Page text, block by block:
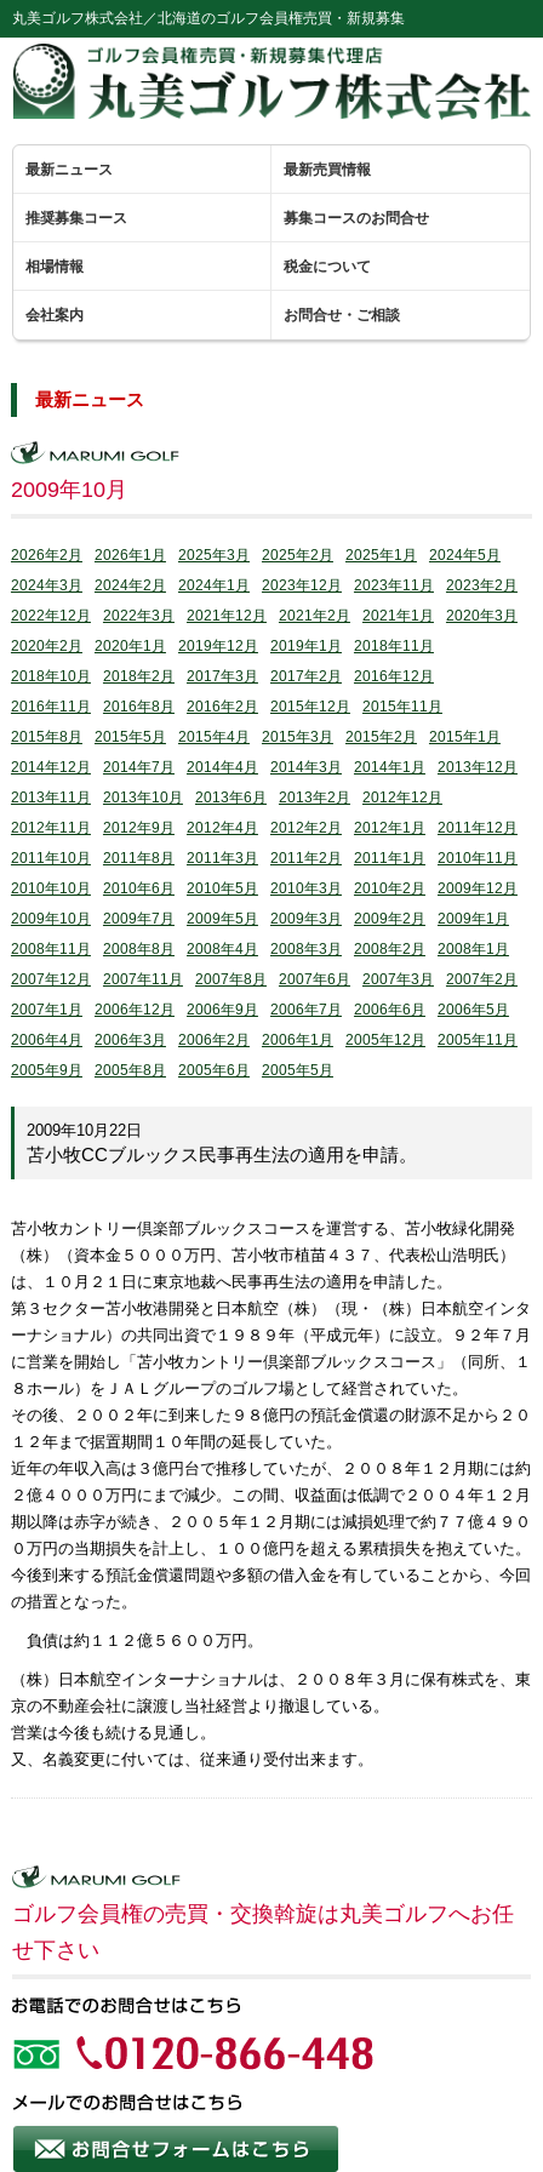
丸美ゴルフ株式会社／北海道のゴルフ会員権売買・新規募集
最新ニュース 最新売買情報
推奨募集コース 募集コースのお問合せ
相場情報 税金について
会社案内 お問合せ・ご相談
最新ニュース
2009年10月
2026年2月 2026年1月 2025年3月 2025年2月 2025年1月
2024年5月
2024年3月
2024年2月 2024年1月 2023年12月 2023年11月
2023年2月
2022年12月
2022年3月 2021年12月 2021年2月 2021年1月
2020年3月
2020年2月
2020年1月 2019年12月 2019年1月
2018年11月
2018年10月
2018年2月 2017年3月 2017年2月
2016年12月
2016年11月
2016年8月 2016年2月 2015年12月
2015年11月
2015年8月
2015年5月 2015年4月 2015年3月 2015年2月
2015年1月
2014年12月
2014年7月 2014年4月 2014年3月 2014年1月
2013年12月
2013年11月
2013年10月 2013年6月 2013年2月
2012年12月
2012年11月
2012年9月 2012年4月 2012年2月 2012年1月
2011年12月
2011年10月
2011年8月 2011年3月 2011年2月 2011年1月
2010年11月
2010年10月
2010年6月 2010年5月 2010年3月 2010年2月
2009年12月
2009年10月
2009年7月 2009年5月 2009年3月 2009年2月
2009年1月
2008年11月
2008年8月 2008年4月 2008年3月 2008年2月
2008年1月
2007年12月
2007年11月 2007年8月 2007年6月 2007年3月
2007年2月
2007年1月
2006年12月 2006年9月 2006年7月 2006年6月
2006年5月
2006年4月
2006年3月 2006年2月 2006年1月 2005年12月
2005年11月
2005年9月
2005年8月 2005年6月 2005年5月
2009年10月22日
苫小牧CCブルックス民事再生法の適用を申請。
苫小牧カントリー倶楽部ブルックスコースを運営する、苫小牧緑化開発
（株）（資本金５０００万円、苫小牧市植苗４３７、代表松山浩明氏）
は、１０月２１日に東京地裁へ民事再生法の適用を申請した。
第３セクター苫小牧港開発と日本航空（株）（現・（株）日本航空インタ
ーナショナル）の共同出資で１９８９年（平成元年）に設立。９２年７月
に営業を開始し「苫小牧カントリー倶楽部ブルックスコース」（同所、１
８ホール）をＪＡＬグループのゴルフ場として経営されていた。
その後、２００２年に到来した９８億円の預託金償還の財源不足から２０
１２年まで据置期間１０年間の延長していた。
近年の年収入高は３億円台で推移していたが、２００８年１２月期には約
２億４０００万円にまで減少。この間、収益面は低調で２００４年１２月
期以降は赤字が続き、２００５年１２月期には減損処理で約７７億４９０
０万円の当期損失を計上し、１００億円を超える累積損失を抱えていた。
今後到来する預託金償還問題や多額の借入金を有していることから、今回
の措置となった。
負債は約１１２億５６００万円。
（株）日本航空インターナショナルは、２００８年３月に保有株式を、東
京の不動産会社に譲渡し当社経営より撤退している。
営業は今後も続ける見通し。
又、名義変更に付いては、従来通り受付出来ます。
ゴルフ会員権の売買・交換斡旋は丸美ゴルフへお任
せ下さい